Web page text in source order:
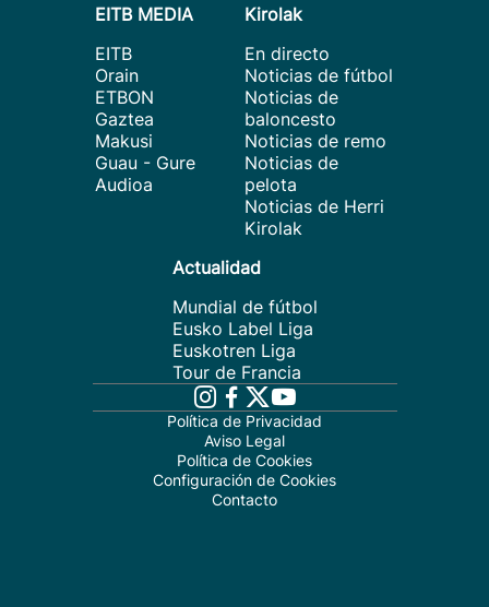
EITB MEDIA
EITB
Orain
ETBON
Gaztea
Makusi
Guau - Gure
Audioa
Kirolak
En directo
Noticias de fútbol
Noticias de
baloncesto
Noticias de remo
Noticias de
pelota
Noticias de Herri
Kirolak
Actualidad
Mundial de fútbol
Eusko Label Liga
Euskotren Liga
Tour de Francia
Política de Privacidad
Aviso Legal
Política de Cookies
Configuración de Cookies
Contacto